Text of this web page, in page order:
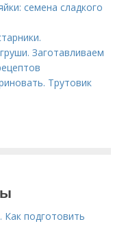
семена сладкого
Заготавливаем
Трутовик
подготовить